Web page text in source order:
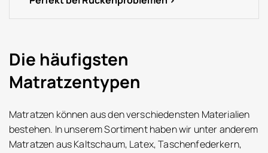
Die häufigsten
Matratzentypen
Matratzen können aus den verschiedensten Materialien
bestehen. In unserem Sortiment haben wir unter anderem
Matratzen aus Kaltschaum, Latex, Taschenfederkern,